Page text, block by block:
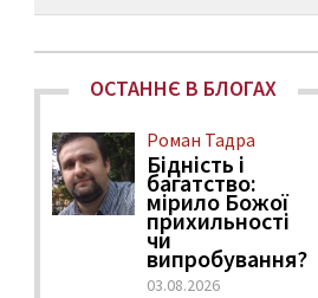
ОСТАННЄ В БЛОГАХ
Роман Тадра
Бідність і
багатство:
мірило Божої
прихильності
чи
випробування?
03.08.2026